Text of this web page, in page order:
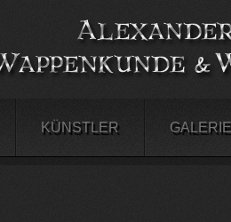
KÜNSTLER GALERIE